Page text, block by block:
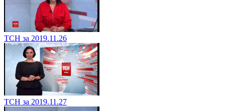
ТСН за 2019.11.26
ТСН за 2019.11.27